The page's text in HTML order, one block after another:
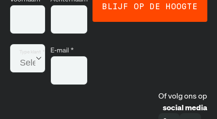
Type klant * E-mail *
Of volg ons op
social media